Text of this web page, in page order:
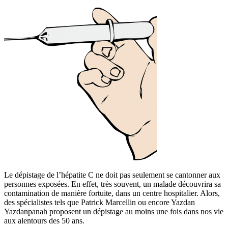
Le dépistage de l’hépatite C ne doit pas seulement se cantonner aux
personnes exposées. En effet, très souvent, un malade découvrira sa
contamination de manière fortuite, dans un centre hospitalier. Alors,
des spécialistes tels que Patrick Marcellin ou encore Yazdan
Yazdanpanah proposent un dépistage au moins une fois dans nos vie
aux alentours des 50 ans.